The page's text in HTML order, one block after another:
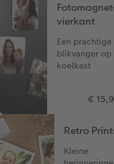
vierkant
Een prachtige
blikvanger op
koelkast
€
Retro
Kleine